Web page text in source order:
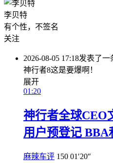
李贝特
有个性，不签名
关注
2026-08-05 17:18发表了一
神行者8这是要爆啊！
展开
01:20
神行者全球CEO
用户预登记 BBA
麻辣车评 150 01′20″